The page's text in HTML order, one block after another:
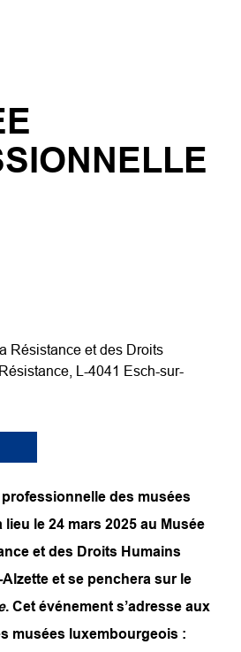
Résistance et des Droits
L-4041 Esch-sur-
des musées
le 24 mars 2025 au Musée
et des Droits Humains
et se penchera sur le
. Cet événement s’adresse aux
musées luxembourgeois :